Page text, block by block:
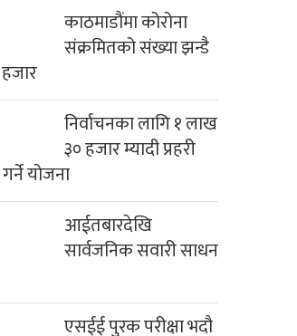
काठमाडौंमा कोरोना
संक्रमितको संख्या झन्डै
निर्वाचनका लागि १ लाख
३० हजार म्यादी प्रहरी
गर्ने योजना
आईतबारदेखि
सार्वजनिक सवारी साधन
एसईई पुरक परीक्षा भदौ